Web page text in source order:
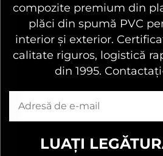
compozite premium din
plăci din spumă PVC
interior și exterior.
calitate riguros, logistică
din 1995.
LUAȚI